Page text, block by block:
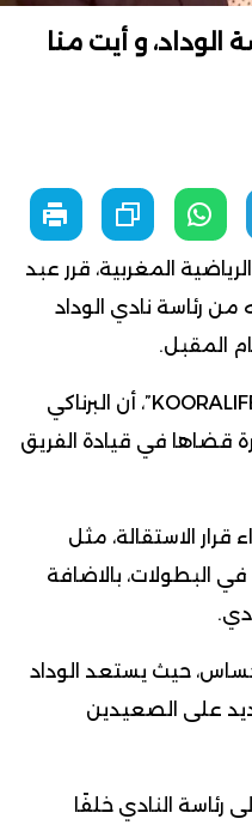
الوداد، و أيت منا
المغربية، قرر عبد
من رئاسة نادي الوداد
المقبل.
وأكدت مصادر خاصة لموقع “KOORALIFE”، أن البرناكي
قضاها في قيادة الفريق
الاستقالة، مثل
البطولات، بالاضافة
حيث يستعد الوداد
على الصعيدين
رئاسة النادي خلفًا